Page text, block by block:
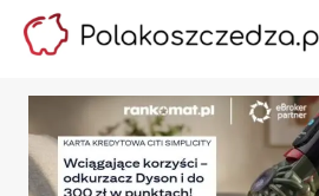
Przejdź